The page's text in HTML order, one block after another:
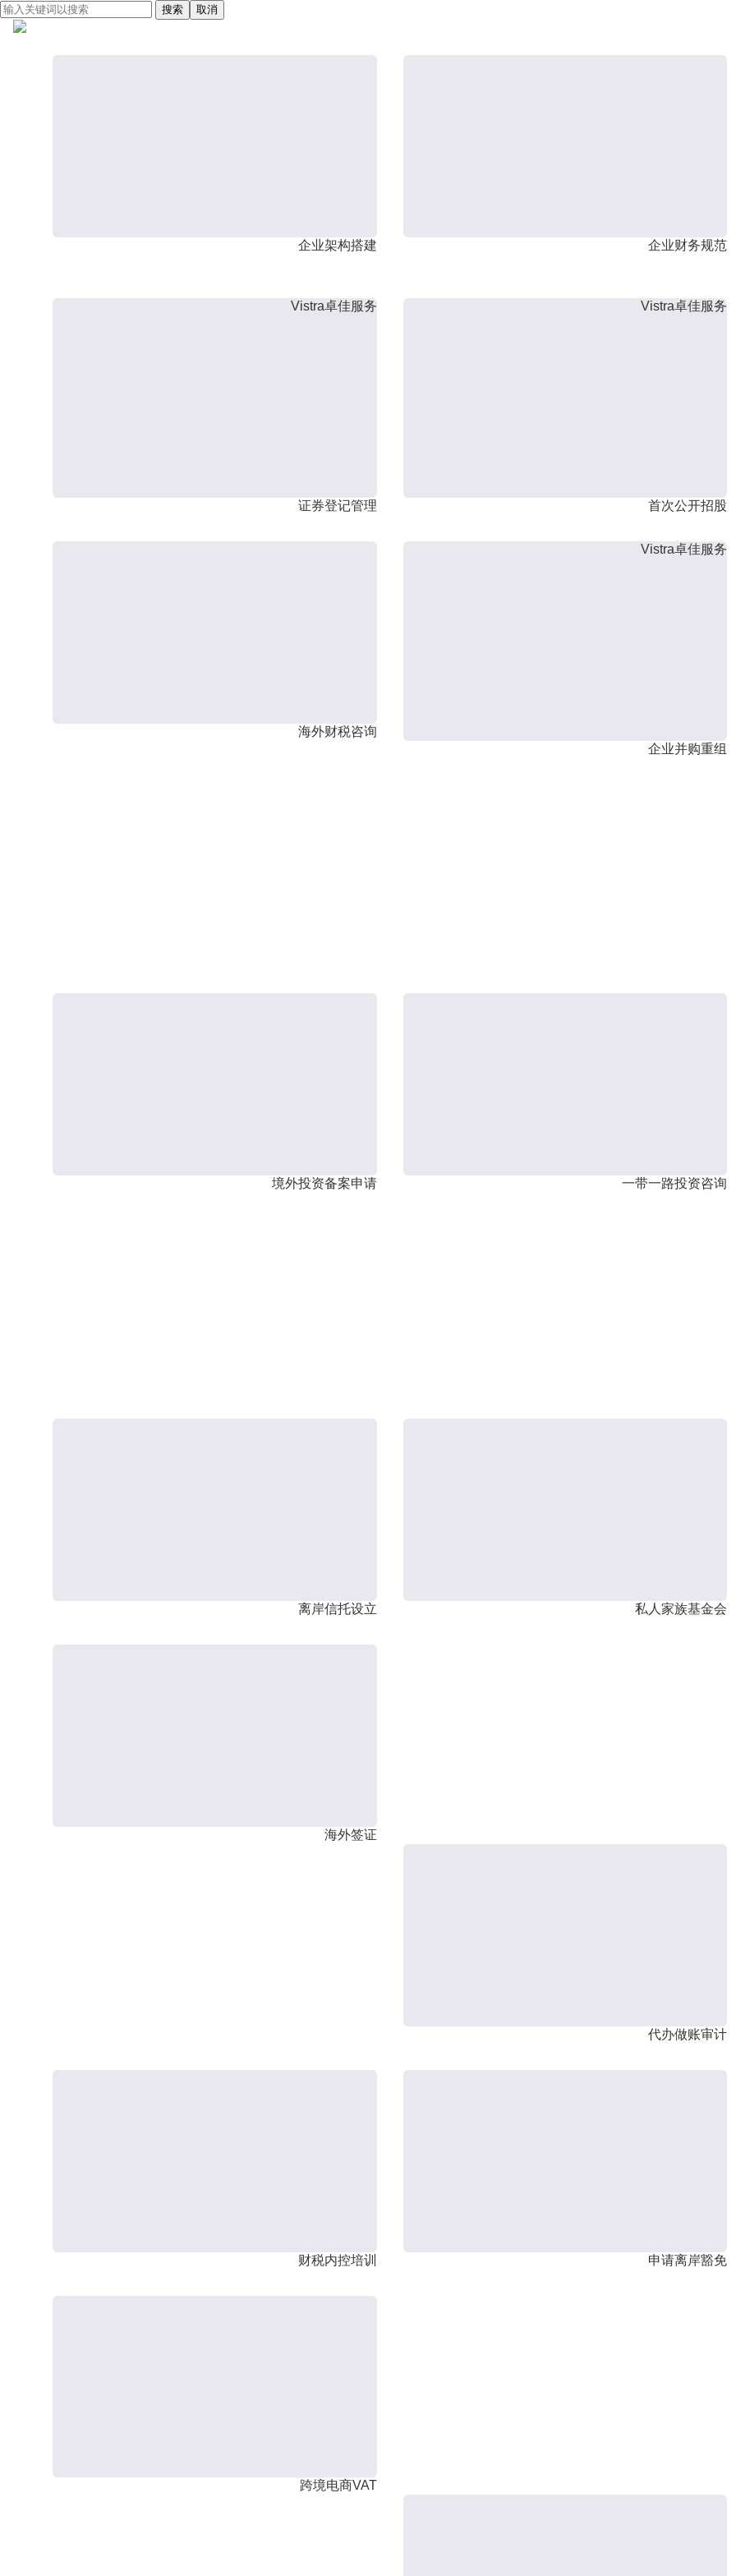
搜索 取消
企业架构搭建 企业财务规范
Vistra卓佳服务
证券登记管理
Vistra卓佳服务
首次公开招股
海外财税咨询
Vistra卓佳服务
企业并购重组
境外投资备案申请 一带一路投资咨询
离岸信托设立 私人家族基金会
海外签证
代办做账审计
财税内控培训 申请离岸豁免
跨境电商VAT